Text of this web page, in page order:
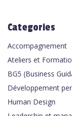
Categories
Accompagnement
Ateliers et
BG5 (Business
Développement
Human Design